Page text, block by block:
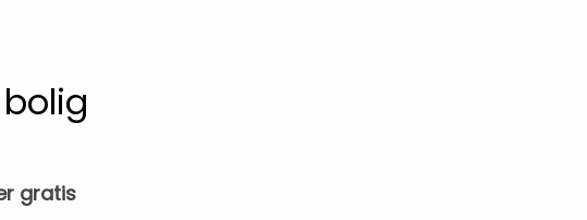
gratis